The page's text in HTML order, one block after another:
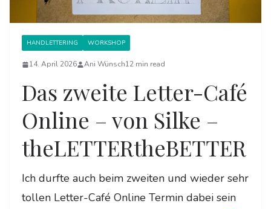
HANDLETTERING WORKSHOP
14. April 2026 Ani Wünsch12 min read
Das zweite Letter-Café
Online – von Silke –
theLETTERtheBETTER
Ich durfte auch beim zweiten und wieder sehr
tollen Letter-Café Online Termin dabei sein